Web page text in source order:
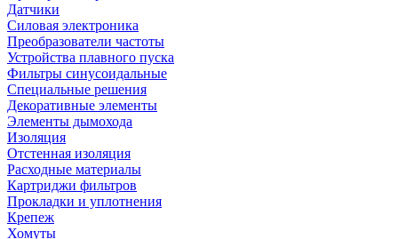
Датчики
Силовая электроника
Преобразователи частоты
Устройства плавного пуска
Фильтры синусоидальные
Специальные решения
Декоративные элементы
Элементы дымохода
Изоляция
Отстенная изоляция
Расходные материалы
Картриджи фильтров
Прокладки и уплотнения
Крепеж
Хомуты